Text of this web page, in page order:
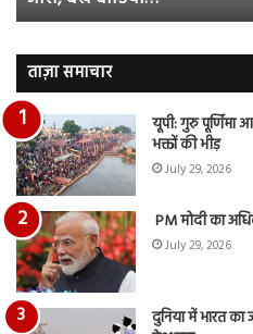
जारी,
वीडियो…
ताज़ा समाचार
यूपी: गुरु पूर्णिमा
भक्तों की भीड़
July 29, 2026
PM मोदी का
July 29, 2026
दुनिया में भारत का